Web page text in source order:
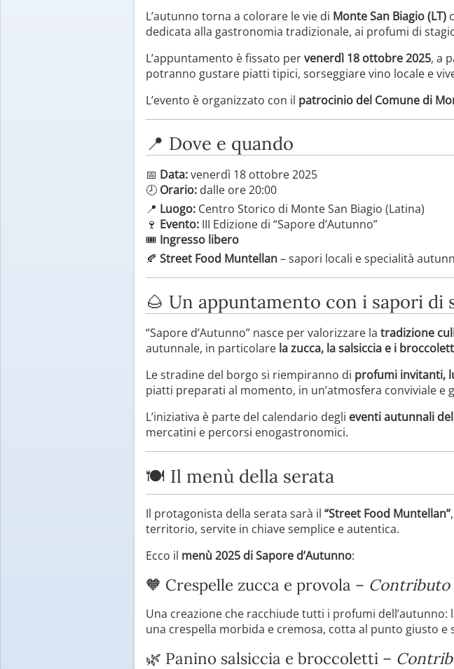
L’autunno torna a colorare le vie di Monte San Biagio (LT)
dedicata alla gastronomia tradizionale, ai profumi di
L’appuntamento è fissato pervenerdì 18 ottobre 2025, a
potranno gustare piatti tipici, sorseggiare vino locale e
L’evento è organizzato con il patrocinio del Comune di
📍 Dove e quando
📅 Data:venerdì 18 ottobre 2025
🕗 Orario: dalle ore 20:00
📍 Luogo: Centro Storico di Monte San Biagio (Latina)
🍷 Evento: III Edizione di “Sapore d’Autunno”
🎟 Ingresso libero
🍂 Street Food Muntellan– sapori locali e specialità
🌰 Un appuntamento con i sapori di
“Sapore d’Autunno” nasce per valorizzare la tradizione
autunnale, in particolare la zucca, la salsiccia e i
Le stradine del borgo si riempiranno di profumi invitanti,
piatti preparati al momento, in un’atmosfera conviviale e
L’iniziativa è parte del calendario degli eventi autunnali
mercatini e percorsi enogastronomici.
🍽 Il menù della serata
Il protagonista della serata sarà il “Street Food Muntellan”
territorio, servite in chiave semplice e autentica.
Ecco il menù 2025 di Sapore d’Autunno:
🧡 Crespelle zucca e provola –
Una creazione che racchiude tutti i profumi
una crespella morbida e cremosa, cotta al punto giusto e
🌿 Panino salsiccia e broccoletti –